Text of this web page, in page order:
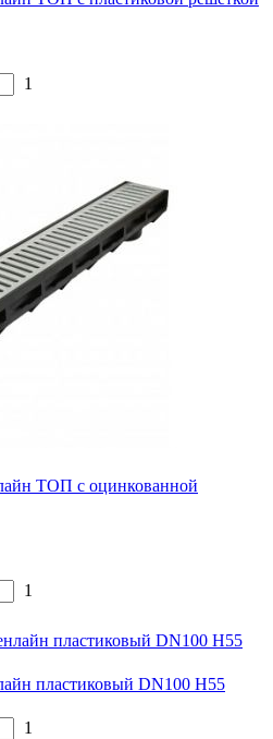
1
TOП с оцинкованной
1
пластиковый DN100 H55
1